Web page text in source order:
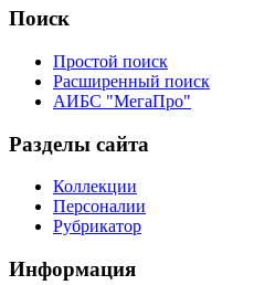
Поиск
Простой поиск
Расширенный поиск
АИБС "МегаПро"
Разделы сайта
Коллекции
Персоналии
Рубрикатор
Информация